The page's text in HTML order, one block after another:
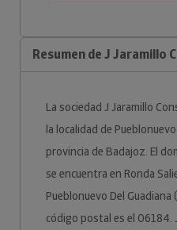
Resumen de J Jaramillo
La sociedad J Jaramillo
la localidad de
provincia de Badajoz. El
se encuentra en Ronda
Pueblonuevo Del
código postal es el 06184.